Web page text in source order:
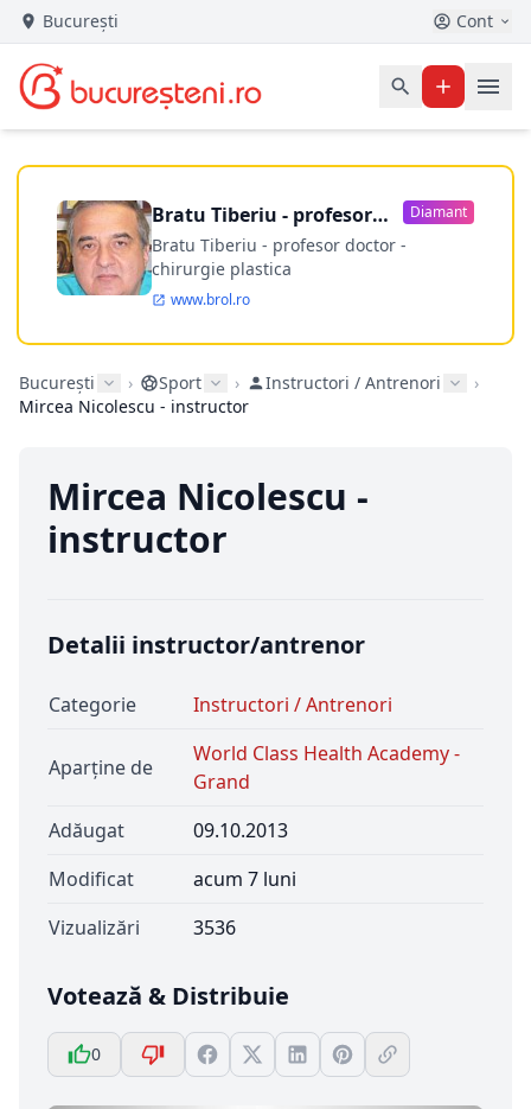
București Cont
Bratu Tiberiu - profesor
doctor
Diamant
Bratu Tiberiu - profesor doctor -
chirurgie plastica
www.brol.ro
București › Sport › Instructori / Antrenori
›
Mircea Nicolescu - instructor
Mircea Nicolescu -
instructor
Detalii instructor/antrenor
Categorie Instructori / Antrenori
Aparține de
World Class Health Academy -
Grand
Adăugat
09.10.2013
Modificat
acum 7 luni
Vizualizări
3536
Votează & Distribuie
0